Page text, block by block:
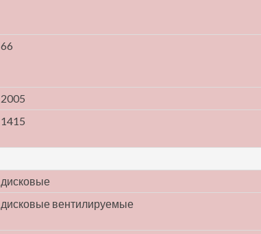
66
2005
1415
дисковые
дисковые вентилируемые